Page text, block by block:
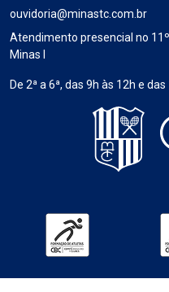
ouvidoria@minastc.com.br
Atendimento presencial no
Minas I
De 2ª a 6ª, das 9h às 12h e